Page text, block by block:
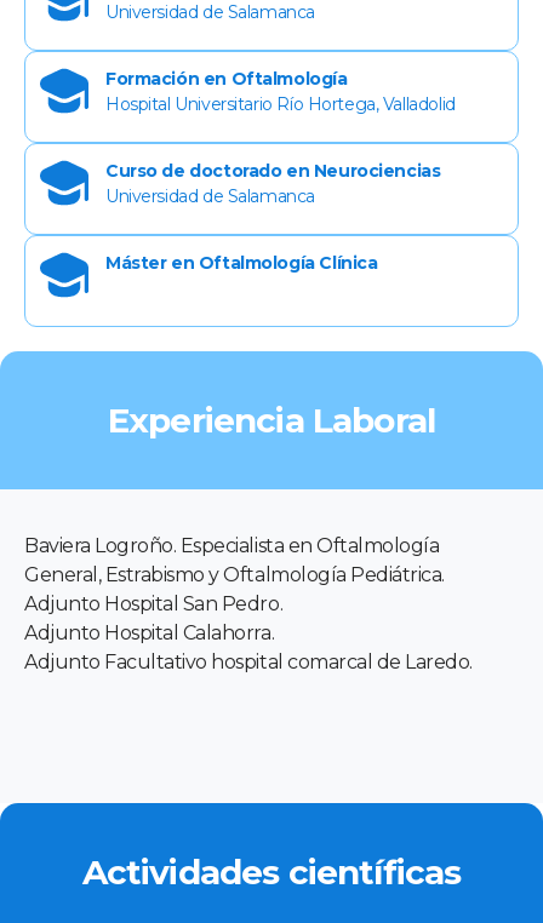
Universidad de Salamanca
Formación en Oftalmología
Hospital Universitario Río Hortega, Valladolid
Curso de doctorado en Neurociencias
Universidad de Salamanca
Máster en Oftalmología Clínica
Experiencia Laboral
Baviera Logroño. Especialista en Oftalmología
General, Estrabismo y Oftalmología Pediátrica.
Adjunto Hospital San Pedro.
Adjunto Hospital Calahorra.
Adjunto Facultativo hospital comarcal de Laredo.
Actividades científicas